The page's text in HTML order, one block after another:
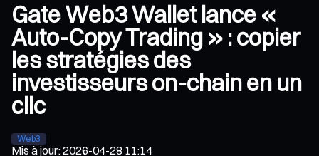
Gate Web3 Wallet lance «
Auto-Copy Trading » : copier
les stratégies des
investisseurs on-chain en un
clic
Web3
Mis à jour:2026-04-28 11:14